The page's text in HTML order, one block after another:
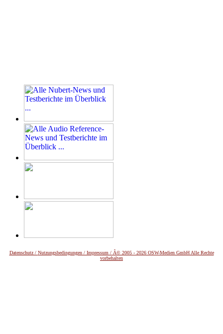
Datenschutz / Nutzungsbedingungen / Impressum / Â© 2005 - 2026 OSW-Medien GmbH Alle Rechte
vorbehalten